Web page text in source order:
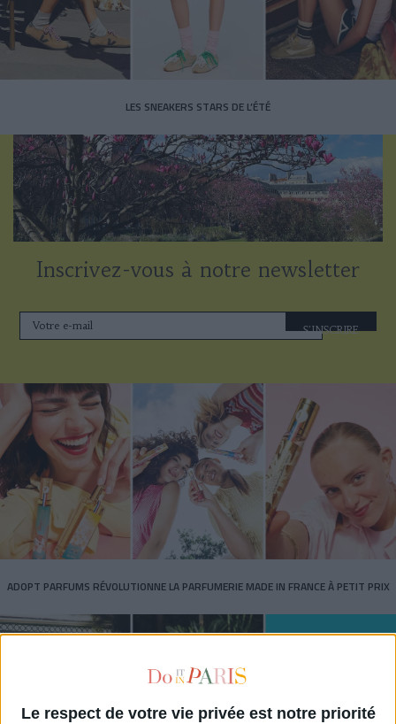
Le respect de votre vie privée est notre priorité
LES SNEAKERS STARS DE L’ÉTÉ
Inscrivez-vous à notre newsletter
S'INSCRIRE
ADOPT PARFUMS RÉVOLUTIONNE LA PARFUMERIE MADE IN FRANCE À PETIT PRIX